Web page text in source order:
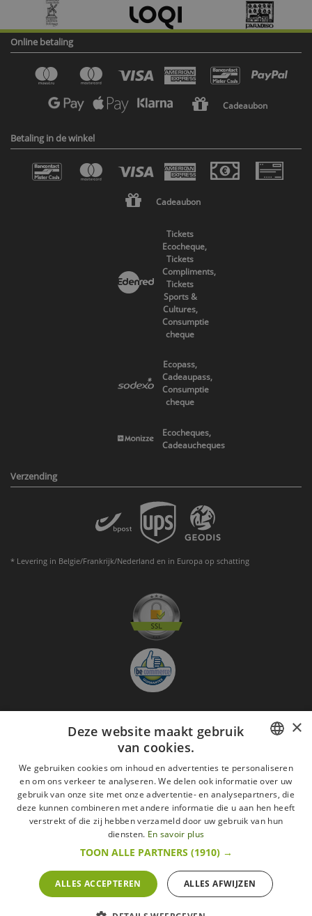
Online betaling
Cadeaubon
Betaling in de winkel
Cadeaubon
Tickets
Ecocheque,
Tickets
Compliments,
Tickets
Sports &
Cultures,
Consumptie
cheque
Ecopass,
Cadeaupass,
Consumptie
cheque
Ecocheques,
Cadeaucheques
Verzending
* Levering in Belgie/Frankrijk/Nederland en in Europa op schatting
Aanmelden nieuwsbrief
GO
Ik ga akkoord metde Wettelijke vermeldingen
Alle merken
Algemene verkoopsvoorwaarden
Wettelijke vermeldingen
withdrawal rights
Veelgestelde vragen
Alle rechten voorbehouden ©2015 Les Secrets du Chef/Alle prijzen op deze website
zijn met alle belastingen inbegrepen.
De Belgische wetgeving van 6 april 2010 geeft de consument het recht om binnen 14
werkdagen op een aankoop terug te komen.
FRENCH
ENGLISH
×
Deze website maakt gebruik
van cookies.
We gebruiken cookies om inhoud en advertenties te personaliseren
en om ons verkeer te analyseren. We delen ook informatie over uw
gebruik van onze site met onze advertentie- en analysepartners, die
deze kunnen combineren met andere informatie die u aan hen heeft
verstrekt of die zij hebben verzameld door uw gebruik van hun
diensten. En savoir plus
TOON ALLE PARTNERS (1910) →
ALLES ACCEPTEREN ALLES AFWIJZEN